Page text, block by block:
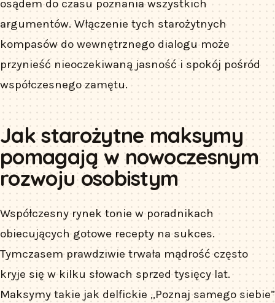
osądem do czasu poznania wszystkich
argumentów. Włączenie tych starożytnych
kompasów do wewnętrznego dialogu może
przynieść nieoczekiwaną jasność i spokój pośród
współczesnego zamętu.
Jak starożytne maksymy
pomagają w nowoczesnym
rozwoju osobistym
Współczesny rynek tonie w poradnikach
obiecujących gotowe recepty na sukces.
Tymczasem prawdziwie trwała mądrość często
kryje się w kilku słowach sprzed tysięcy lat.
Maksymy takie jak delfickie „Poznaj samego siebie”